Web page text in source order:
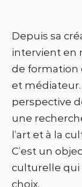
Depuis sa
intervient en
de formation
et
perspective
une
l’art et à la
C’est un
culturelle qui
choix.